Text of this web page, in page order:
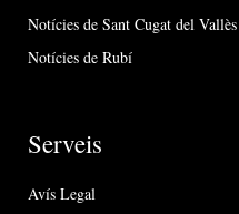
Notícies de Sant Cugat del Vallès
Notícies de Rubí
Serveis
Avís Legal